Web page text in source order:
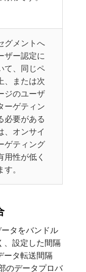
グメントへ
ザー認定に
て、同じペ
、または次
ジのユーザ
ーゲティン
必要がある
、オンサイ
ゲティング
用性が低く
。
ータをバンドル
、設定した間隔
ータ転送間隔
のデータプロバ